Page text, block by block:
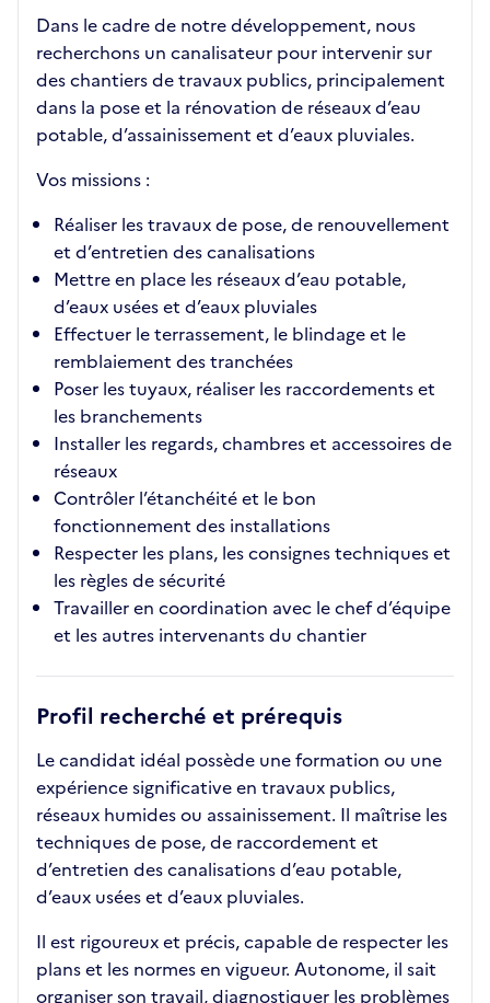
Dans le cadre de notre développement, nous
recherchons un canalisateur pour intervenir sur
des chantiers de travaux publics, principalement
dans la pose et la rénovation de réseaux d’eau
potable, d’assainissement et d’eaux pluviales.
Vos missions :
Réaliser les travaux de pose, de renouvellement
et d’entretien des canalisations
Mettre en place les réseaux d’eau potable,
d’eaux usées et d’eaux pluviales
Effectuer le terrassement, le blindage et le
remblaiement des tranchées
Poser les tuyaux, réaliser les raccordements et
les branchements
Installer les regards, chambres et accessoires de
réseaux
Contrôler l’étanchéité et le bon
fonctionnement des installations
Respecter les plans, les consignes techniques et
les règles de sécurité
Travailler en coordination avec le chef d’équipe
et les autres intervenants du chantier
Profil recherché et prérequis
Le candidat idéal possède une formation ou une
expérience significative en travaux publics,
réseaux humides ou assainissement. Il maîtrise les
techniques de pose, de raccordement et
d’entretien des canalisations d’eau potable,
d’eaux usées et d’eaux pluviales.
Il est rigoureux et précis, capable de respecter les
plans et les normes en vigueur. Autonome, il sait
organiser son travail, diagnostiquer les problèmes